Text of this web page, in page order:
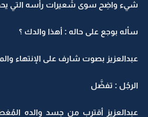
شيء واضِح سوى شُعيرات رأسه التي
سأله بوجع على حاله : أهذا والدك ؟
عبدالعزيز بصوت شارف على الإنتهاء
الرجُل : تفضَّل
عبدالعزيز أقترب من جسد والده